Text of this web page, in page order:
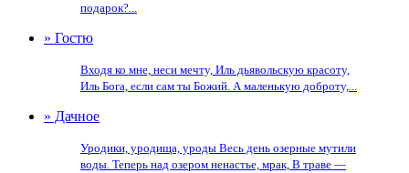
подарок?...
» Гостю
Входя ко мне, неси мечту, Иль дьявольскую красоту,
Иль Бога, если сам ты Божий. А маленькую доброту,...
» Дачное
Уродики, уродища, уроды Весь день озерные мутили
воды. Теперь над озером ненастье, мрак, В траве —